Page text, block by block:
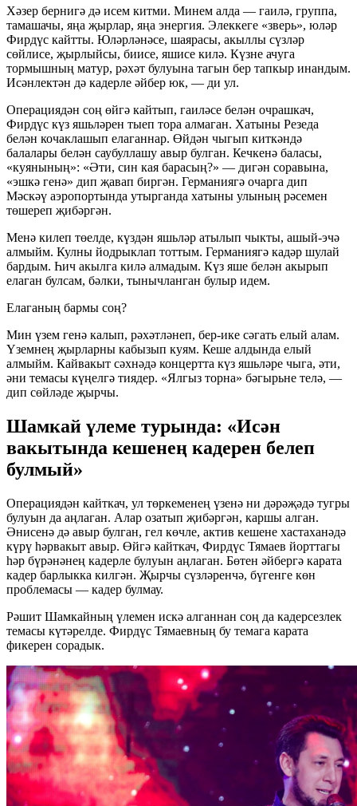
Хәзер бернигә дә исем китми. Минем алда — гаилә, группа,
тамашачы, яңа җырлар, яңа энергия. Элеккеге «зверь», юләр
Фирдүс кайтты. Юләрләнәсе, шаярасы, акыллы сүзләр
сөйлисе, җырлыйсы, биисе, яшисе килә. Күзне ачуга
тормышның матур, рәхәт булуына тагын бер тапкыр инандым.
Исәнлектән дә кадерле әйбер юк, — ди ул.
Операциядән соң өйгә кайтып, гаиләсе белән очрашкач,
Фирдүс күз яшьләрен тыеп тора алмаган. Хатыны Резеда
белән кочаклашып елаганнар. Өйдән чыгып киткәндә
балалары белән саубуллашу авыр булган. Кечкенә баласы,
«куянының»: «Әти, син кая барасың?» — дигән соравына,
«эшкә генә» дип җавап биргән. Германиягә очарга дип
Мәскәү аэропортында утырганда хатыны улының рәсемен
төшереп җибәргән.
Менә килеп төелде, күздән яшьләр атылып чыкты, ашый-эчә
алмыйм. Кулны йодрыклап тоттым. Германиягә кадәр шулай
бардым. Һич акылга килә алмадым. Күз яше белән акырып
елаган булсам, бәлки, тынычланган булыр идем.
Елаганың бармы соң?
Мин үзем генә калып, рәхәтләнеп, бер-ике сәгать елый алам.
Үземнең җырларны кабызып куям. Кеше алдында елый
алмыйм. Кайвакыт сәхнәдә концертта күз яшьләре чыга, әти,
әни темасы күңелгә тиядер. «Ялгыз торна» бәгырьне телә, —
дип сөйләде җырчы.
Шамкай үлеме турында: «Исән
вакытында кешенең кадерен белеп
булмый»
Операциядән кайткач, ул төркеменең үзенә ни дәрәҗәдә тугры
булуын да аңлаган. Алар озатып җибәргән, каршы алган.
Әнисенә дә авыр булган, гел көчле, актив кешене хастаханәдә
күрү һәрвакыт авыр. Өйгә кайткач, Фирдүс Тямаев йорттагы
һәр бүрәнәнең кадерле булуын аңлаган. Бөтен әйбергә карата
кадер барлыкка килгән. Җырчы сүзләренчә, бүгенге көн
проблемасы — кадер булмау.
Рәшит Шамкайның үлемен искә алганнан соң да кадерсезлек
темасы күтәрелде. Фирдүс Тямаевның бу темага карата
фикерен сорадык.